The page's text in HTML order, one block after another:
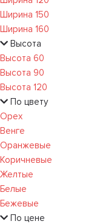
Ширина 150
Ширина 160
Высота
Высота 60
Высота 90
Высота 120
По цвету
Орех
Венге
Оранжевые
Коричневые
Желтые
Белые
Бежевые
По цене